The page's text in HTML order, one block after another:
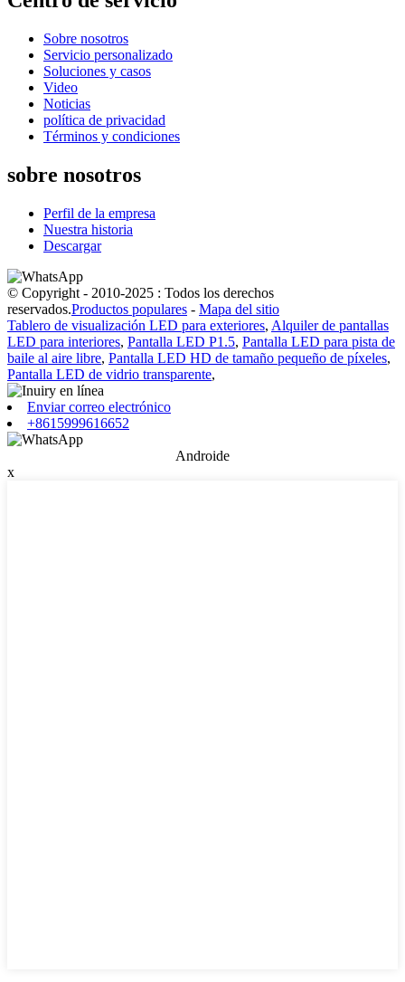
Sobre nosotros
Servicio personalizado
Soluciones y casos
Video
Noticias
política de privacidad
Términos y condiciones
sobre nosotros
Perfil de la empresa
Nuestra historia
Descargar
© Copyright - 2010-2025 : Todos los derechos
reservados.Productos populares - Mapa del sitio
Tablero de visualización LED para exteriores, Alquiler de pantallas
LED para interiores, Pantalla LED P1.5, Pantalla LED para pista de
baile al aire libre, Pantalla LED HD de tamaño pequeño de píxeles,
Pantalla LED de vidrio transparente,
Enviar correo electrónico
+8615999616652
Androide
x